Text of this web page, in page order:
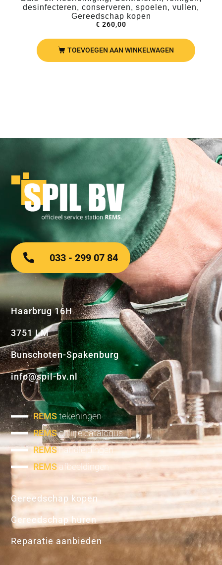
desinfecteren, conserveren, spoelen, vullen,
Gereedschap kopen
€ 260,00
TOEVOEGEN AAN WINKELWAGEN
Haarbrug 16H
3751 LM
Bunschoten-Spakenburg
info@spil-bv.nl
REMStekeningen
REMSonline catalogus
REMShandleidingen
REMS afbeeldingen
Gereedschap kopen
Gereedschap huren
Reparatie aanbieden
033 - 299 07 84